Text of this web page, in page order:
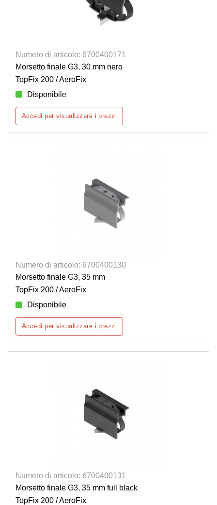
Numero di articolo: 6700400171
Morsetto finale G3, 30 mm nero
TopFix 200 / AeroFix
Disponibile
Accedi per visualizzare i prezzi
Numero di articolo: 6700400130
Morsetto finale G3, 35 mm
TopFix 200 / AeroFix
Disponibile
Accedi per visualizzare i prezzi
Numero di articolo: 6700400131
Morsetto finale G3, 35 mm full black
TopFix 200 / AeroFix